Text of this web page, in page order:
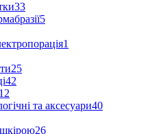
33
5
1
25
42
12
та аксесуари40
26